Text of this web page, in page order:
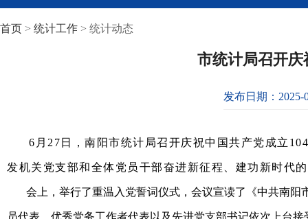
首页 > 统计工作 > 统计动态
市统计局召开庆
发布日期：2025-
6月27日，南阳市统计局召开庆祝中国共产党成立
发机关党支部和全体党员干部奋进新征程、建功新时代
会上，举行了重温入党誓词仪式，会议宣读了《中共南
员代表、优秀党务工作者代表以及先进党支部书记依次上台